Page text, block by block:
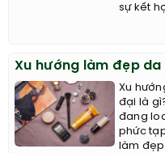
sự kết
Xu hướng làm đẹp
Xu
đại là
đang
phức
làm